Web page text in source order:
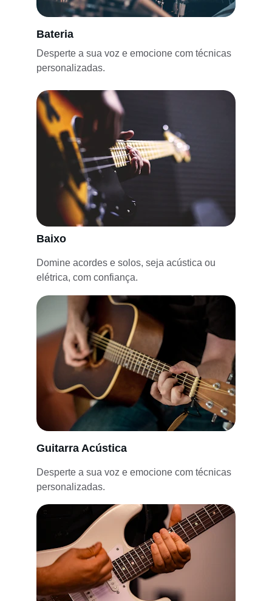
Guitarra Acústica
Domine acordes e solos, seja acústica ou
elétrica, com confiança.
Bateria
Desperte a sua voz e emocione com técnicas
personalizadas.
Baixo
Desperte a sua voz e emocione com técnicas
personalizadas.